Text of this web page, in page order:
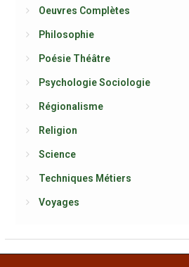
Oeuvres Complètes
Philosophie
Poésie Théâtre
Psychologie Sociologie
Régionalisme
Religion
Science
Techniques Métiers
Voyages